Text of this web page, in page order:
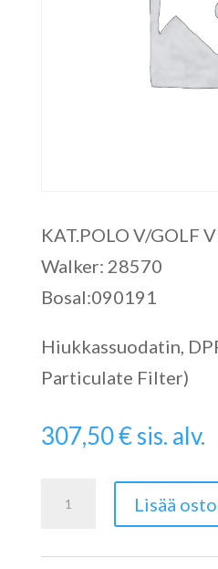
KAT.POLO V/GOLF
Walker: 28570
Bosal:090191
Hiukkassuodatin,
Particulate Filter)
307,50€sis. alv.
Converter
määrä
Lisää